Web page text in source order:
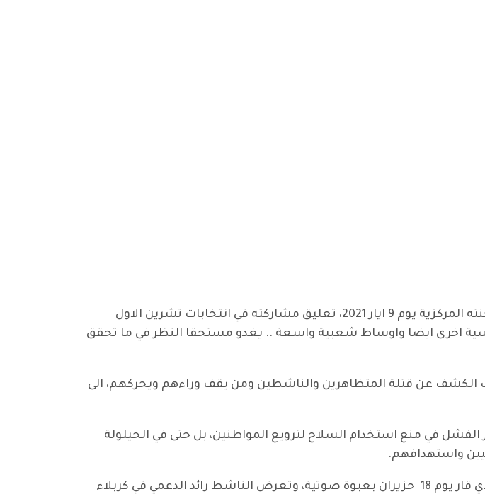
مع انقضاء عشرة اسابيع على اعلان الحزب الشيوعي العراقي في بيان لجنته المركزية يوم 9 ايار 2021، تعليق مشاركته في انتخابات تشرين الاول
اخرى ايضا واوساط شعبية واسعة .. يغدو مستحقا النظر في ما تحقق
الكشف عن قتلة المتظاهرين والناشطين ومن يقف وراءهم ويحركهم، الى
في منع استخدام السلاح لترويع المواطنين، بل حتى في الحيلولة
واستهدافهم.
وتكفي الاشارة على هذا الصعيد الى استهداف الناشط وائل الخفاجي في ذي قار يوم 18 حزيران بعبوة صوتية، وتعرض الناشط رائد الدعمي في كربلاء